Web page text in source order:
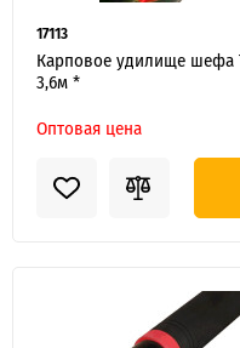
17113
Карповое удилище шефа
3,6м *
Оптовая цена